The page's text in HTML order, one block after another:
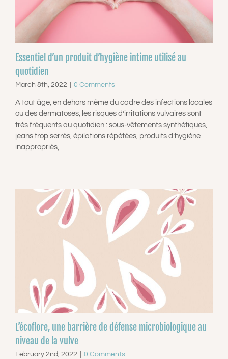
CONTACT
Essentiel d’un produit d’hygiène intime utilisé au
quotidien
March 8th, 2022 0 Comments
A tout âge, en dehors même du cadre des infections locales
ou des dermatoses, les risques d’irritations vulvaires sont
très fréquents au quotidien : sous-vêtements synthétiques,
jeans trop serrés, épilations répétées, produits d’hygiène
inappropriés,
L’écoflore, une barrière de défense microbiologique au
niveau de la vulve
February 2nd, 2022 0 Comments